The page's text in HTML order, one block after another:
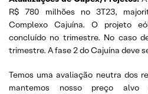
R$ 780 milhões no 3T23,
Complexo Cajuína. O projeto
concluído no trimestre. No caso
trimestre. A fase 2 do Cajuína deve
Temos uma avaliação neutra dos
mantemos nosso preço